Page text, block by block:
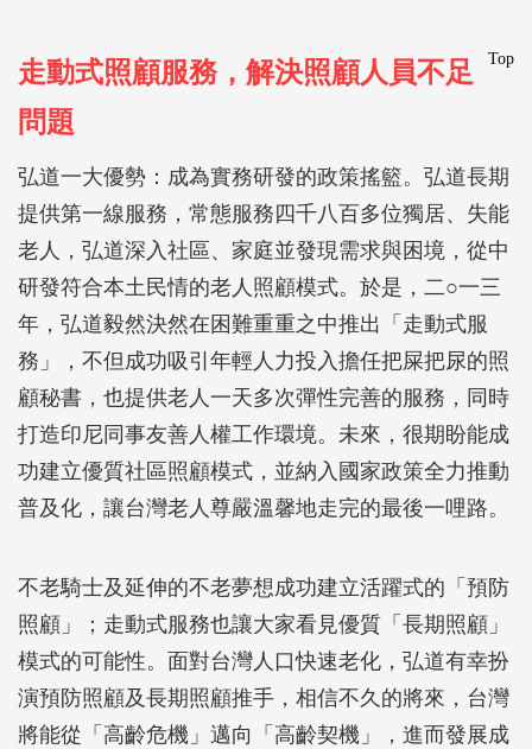
Top
走動式照顧服務，解決照顧人員不足
問題
弘道一大優勢：成為實務研發的政策搖籃。弘道長期
提供第一線服務，常態服務四千八百多位獨居、失能
老人，弘道深入社區、家庭並發現需求與困境，從中
研發符合本土民情的老人照顧模式。於是，二○一三
年，弘道毅然決然在困難重重之中推出「走動式服
務」，不但成功吸引年輕人力投入擔任把屎把尿的照
顧秘書，也提供老人一天多次彈性完善的服務，同時
打造印尼同事友善人權工作環境。未來，很期盼能成
功建立優質社區照顧模式，並納入國家政策全力推動
普及化，讓台灣老人尊嚴溫馨地走完的最後一哩路。
不老騎士及延伸的不老夢想成功建立活躍式的「預防
照顧」；走動式服務也讓大家看見優質「長期照顧」
模式的可能性。面對台灣人口快速老化，弘道有幸扮
演預防照顧及長期照顧推手，相信不久的將來，台灣
將能從「高齡危機」邁向「高齡契機」，進而發展成